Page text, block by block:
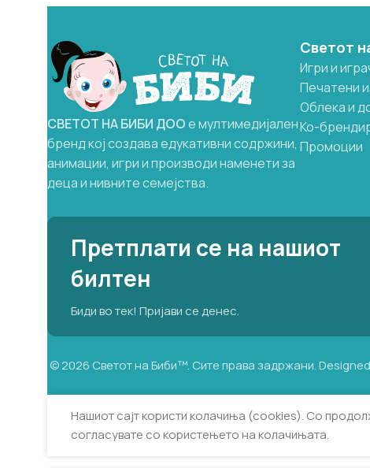
– Пешкир
– Фризби
– Кофичка, сет за плажа
– Тенис сет
– 2 bubbles сапуници
Достапно во ограничени
количини.
СВЕТОТ НАБИБИ ДООе мултимедијален
бренд кој создава едукативни содржини,
анимации, игри и производи наменети за
деца и нивните семејства.
Светот
Игри и
Печатени
Облека и
Ко-
Промоции
Претплати се на нашиот
билтен
Биди во тек! Пријави се денес.
©2026 Светот на Биби™. Сите права задржани.
Нашиот сајт користи колачиња (cookies). Со
согласувате со користењето на колачињата.